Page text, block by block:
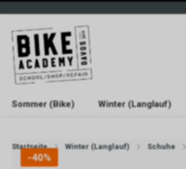
Sommer (Bike) Winter (Langlauf)
Startseite Winter (Langlauf) Schuhe
-40%